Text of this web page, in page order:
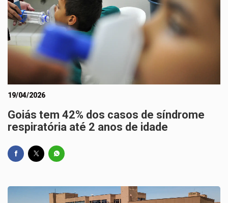
19/04/2026
Goiás tem 42% dos casos de síndrome
respiratória até 2 anos de idade